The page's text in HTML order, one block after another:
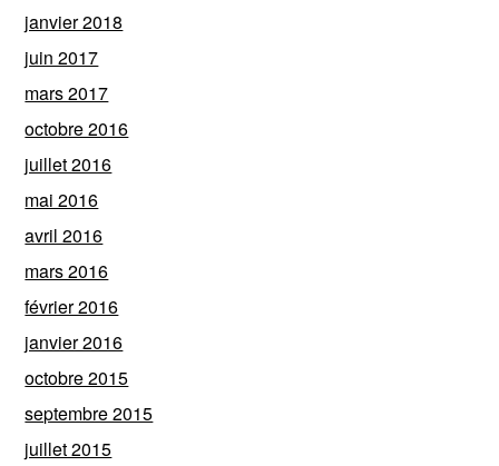
janvier 2018
juin 2017
mars 2017
octobre 2016
juillet 2016
mai 2016
avril 2016
mars 2016
février 2016
janvier 2016
octobre 2015
septembre 2015
juillet 2015